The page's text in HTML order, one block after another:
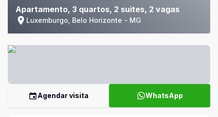
Apartamento, 3 quartos, 2 suites, 2 vagas
Luxemburgo, Belo Horizonte - MG
Agendar visita WhatsApp